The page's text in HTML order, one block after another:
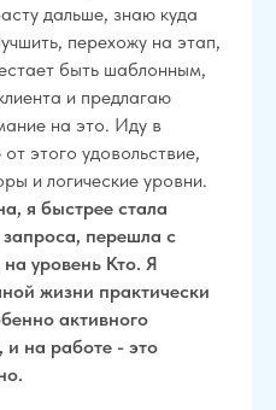
дальше, знаю куда
перехожу на этап,
быть шаблонным,
и предлагаю
на это. Иду в
этого удовольствие,
и логические уровни.
я быстрее стала
запроса, перешла с
уровень Кто. Я
жизни практически
активного
на работе - это